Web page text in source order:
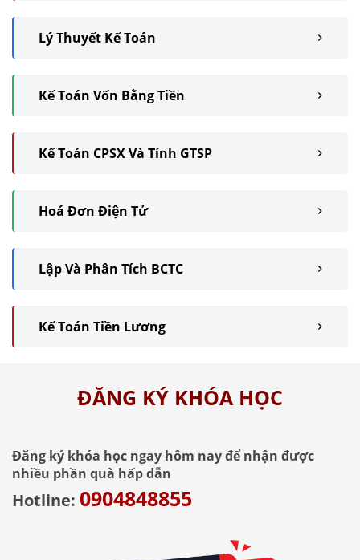
Lý Thuyết Kế Toán
Kế Toán Vốn Bằng Tiền
Kế Toán CPSX Và Tính GTSP
Hoá Đơn Điện Tử
Lập Và Phân Tích BCTC
Kế Toán Tiền Lương
ĐĂNG KÝ KHÓA HỌC
Đăng ký khóa học ngay hôm nay để nhận được
nhiều phần quà hấp dẫn
Hotline: 0904848855